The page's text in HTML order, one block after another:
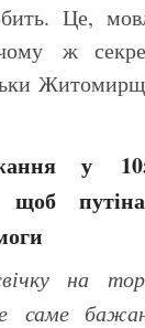
Це,
ж секрет
у
на
саме